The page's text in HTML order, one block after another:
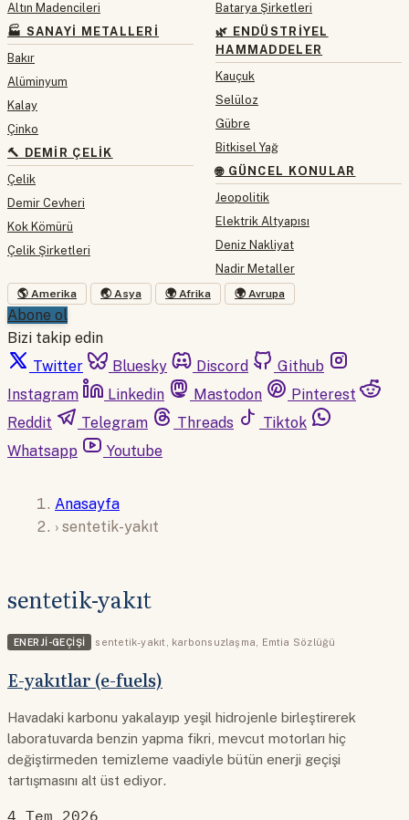
Altın Madencileri
🏭 SANAYI METALLERI
Bakır
Alüminyum
Kalay
Çinko
🔨 DEMIR ÇELIK
Çelik
Demir Cevheri
Kok Kömürü
Çelik Şirketleri
Batarya Şirketleri
🌿 ENDÜSTRIYEL
HAMMADDELER
Kauçuk
Selüloz
Gübre
Bitkisel Yağ
🌐 GÜNCEL KONULAR
Jeopolitik
Elektrik Altyapısı
Deniz Nakliyat
Nadir Metaller
🌎 Amerika 🌏 Asya 🌍 Afrika 🌍 Avrupa
Abone ol
Bizi takip edin
Twitter
Bluesky Discord
Github
Instagram
Linkedin Mastodon
Pinterest
Reddit
Telegram Threads
Tiktok
Whatsapp
Youtube
Anasayfa
› sentetik-yakıt
sentetik-yakıt
ENERJI-GEÇIŞI sentetik-yakıt, karbonsuzlaşma, Emtia Sözlüğü
E-yakıtlar (e-fuels)
Havadaki karbonu yakalayıp yeşil hidrojenle birleştirerek
laboratuvarda benzin yapma fikri, mevcut motorları hiç
değiştirmeden temizleme vaadiyle bütün enerji geçişi
tartışmasını alt üst ediyor.
4 Tem 2026